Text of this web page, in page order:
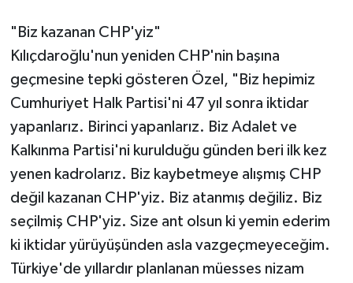
"Biz kazanan CHP'yiz"
Kılıçdaroğlu'nun yeniden CHP'nin başına
geçmesine tepki gösteren Özel, "Biz hepimiz
Cumhuriyet Halk Partisi'ni 47 yıl sonra iktidar
yapanlarız. Birinci yapanlarız. Biz Adalet ve
Kalkınma Partisi'ni kurulduğu günden beri ilk kez
yenen kadrolarız. Biz kaybetmeye alışmış CHP
değil kazanan CHP'yiz. Biz atanmış değiliz. Biz
seçilmiş CHP'yiz. Size ant olsun ki yemin ederim
ki iktidar yürüyüşünden asla vazgeçmeyeceğim.
Türkiye'de yıllardır planlanan müesses nizam